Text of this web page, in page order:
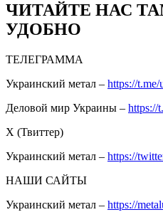
ЧИТАЙТЕ НАС
УДОБНО
ТЕЛЕГРАММА
Украинский метал – https://t.me/
Деловой мир Украины – https://
Х (Твиттер)
Украинский метал – https://
НАШИ САЙТЫ
Украинский метал – https://